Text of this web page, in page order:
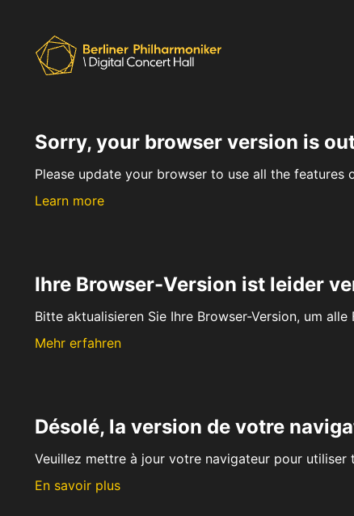
Sorry, your browser version is
Please update your browser to use all the features
Learn more
Ihre Browser-Version ist leider
Bitte aktualisieren Sie Ihre Browser-Version, um
Mehr erfahren
Désolé, la version de votre
Veuillez mettre à jour votre navigateur pour
En savoir plus